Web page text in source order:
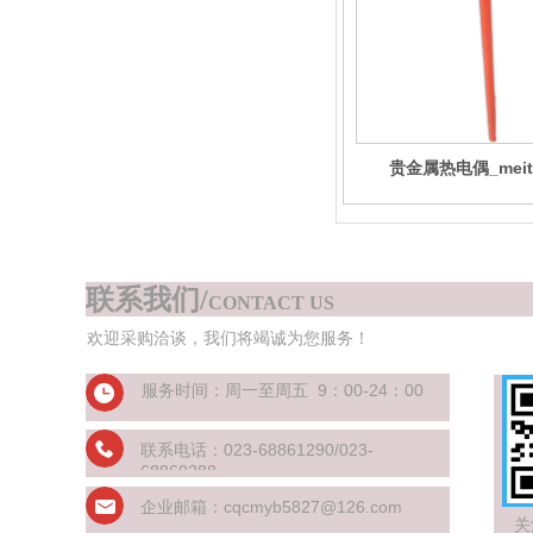
贵金属热电偶
服务时间：周一至周五 9：00-24：00
联系电话：023-68861290/023-
68860288
企业邮箱：cqcmyb5827@126.com
联系我们/CONTACT US
欢迎采购洽谈，我们将竭诚为您服务！